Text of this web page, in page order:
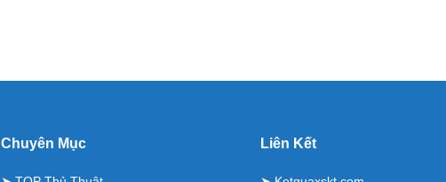
Chuyên Mục Liên Kết